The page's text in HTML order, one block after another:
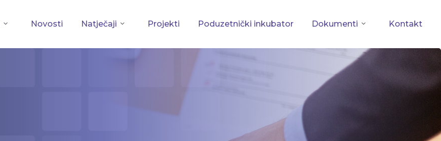
Novosti Natječaji Projekti Poduzetnički inkubator Dokumenti Kontakt